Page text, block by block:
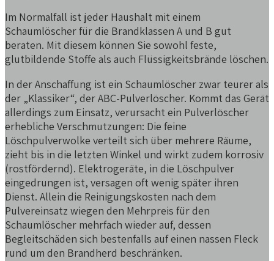
Im Normalfall ist jeder Haushalt mit einem
Schaumlöscher für die Brandklassen A und B gut
beraten. Mit diesem können Sie sowohl feste,
glutbildende Stoffe als auch Flüssigkeitsbrände löschen.
In der Anschaffung ist ein Schaumlöscher zwar teurer als
der „Klassiker“, der ABC-Pulverlöscher. Kommt das Gerät
allerdings zum Einsatz, verursacht ein Pulverlöscher
erhebliche Verschmutzungen: Die feine
Löschpulverwolke verteilt sich über mehrere Räume,
zieht bis in die letzten Winkel und wirkt zudem korrosiv
(rostfördernd). Elektrogeräte, in die Löschpulver
eingedrungen ist, versagen oft wenig später ihren
Dienst. Allein die Reinigungskosten nach dem
Pulvereinsatz wiegen den Mehrpreis für den
Schaumlöscher mehrfach wieder auf, dessen
Begleitschäden sich bestenfalls auf einen nassen Fleck
rund um den Brandherd beschränken.